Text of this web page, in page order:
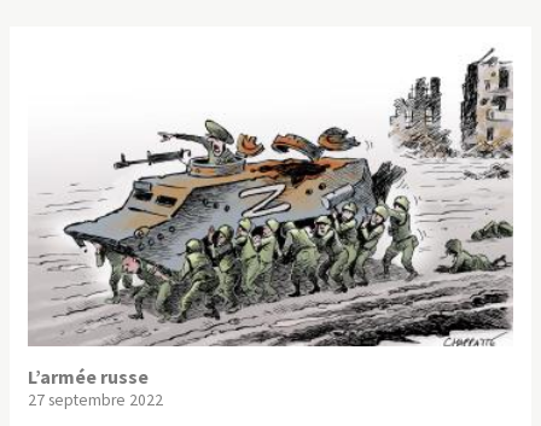
L’armée russe
27 septembre 2022